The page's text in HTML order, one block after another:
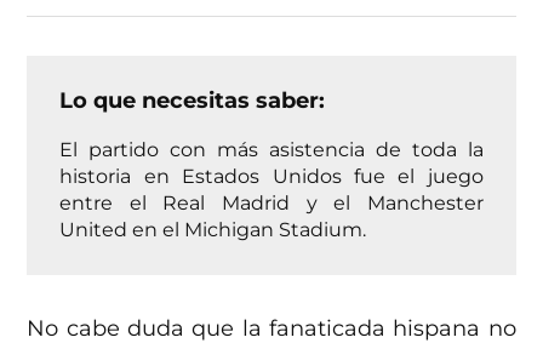
Lo que necesitas saber:
El partido con más asistencia de toda la
historia en Estados Unidos fue el juego
entre el Real Madrid y el Manchester
United en el Michigan Stadium.
No cabe duda que la fanaticada hispana no